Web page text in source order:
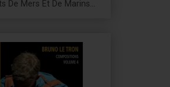
De Mers Et De Marins...